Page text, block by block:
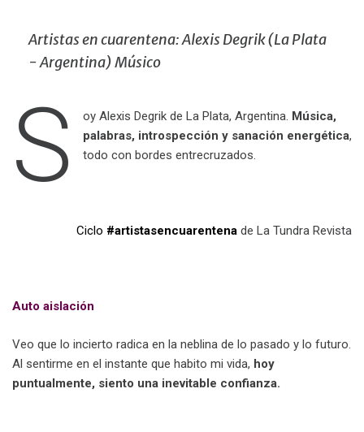
Artistas en cuarentena: Alexis Degrik (La Plata
- Argentina) Músico
S oy Alexis Degrik de La Plata, Argentina. Música,
palabras, introspección y sanación energética,
todo con bordes entrecruzados.
Ciclo #artistasencuarentena de La Tundra Revista
Auto aislación
Veo que lo incierto radica en la neblina de lo pasado y lo futuro.
Al sentirme en el instante que habito mi vida, hoy
puntualmente, siento una inevitable confianza.